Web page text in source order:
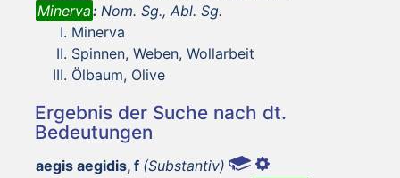
Minerva: Nom. Sg., Abl. Sg.
Minerva
Spinnen, Weben, Wollarbeit
Ölbaum, Olive
Ergebnis der Suche nach dt.
Bedeutungen
aegis aegidis, f (Substantiv)